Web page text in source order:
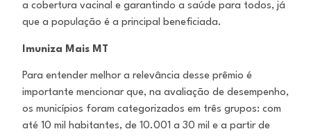
a cobertura vacinal e garantindo a saúde para todos, já
que a população é a principal beneficiada.
Imuniza Mais MT
Para entender melhor a relevância desse prêmio é
importante mencionar que, na avaliação de desempenho,
os municípios foram categorizados em três grupos: com
até 10 mil habitantes, de 10.001 a 30 mil e a partir de